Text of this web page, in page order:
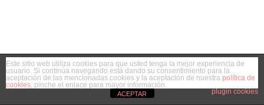
Este sitio web utiliza cookies para que usted tenga la mejor experiencia de
usuario. Si continúa navegando está dando su consentimiento para la
aceptación de las mencionadas cookies y la aceptación de nuestra política de
cookies, pinche el enlace para mayor información.
plugin cookies
ACEPTAR